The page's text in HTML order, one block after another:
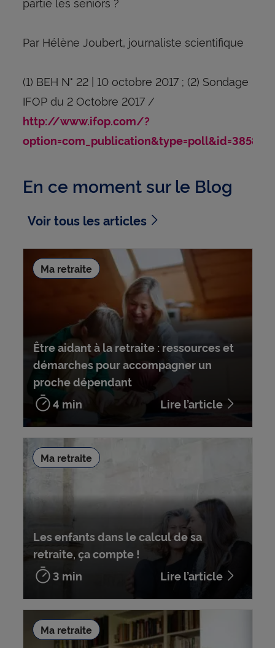
Par Hélène Joubert, journaliste scientifique
(1) BEH N° 22 | 10 octobre 2017 ; (2) Sondage
IFOP du 2 Octobre 2017 /
http://www.ifop.com/?
option=com_publication&type=poll&id=3858
En ce moment sur le Blog
Voir tous les articles
Être aidant à la retraite : ressources et
démarches pour accompagner un
proche dépendant
4 min
Lire l’article
Ma retraite
Les enfants dans le calcul de sa
retraite, ça compte !
3 min
Lire l’article
Ma retraite
Ma retraite